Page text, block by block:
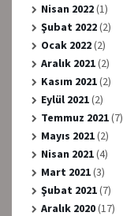
Nisan 2022(1)
Şubat 2022(2)
Ocak 2022(2)
Aralık 2021(2)
Kasım 2021(2)
Eylül 2021(2)
Temmuz 2021(7)
Mayıs 2021(2)
Nisan 2021(4)
Mart 2021(3)
Şubat 2021(7)
Aralık 2020(17)